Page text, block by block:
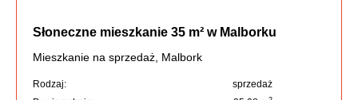
Słoneczne mieszkanie 35 m² w Malborku
Mieszkanie na sprzedaż, Malbork
Rodzaj:
sprzedaż